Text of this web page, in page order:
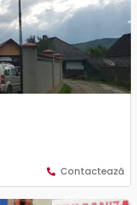
Contactează